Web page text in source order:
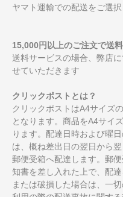
ヤマト運輸での配送をご選択
15,000円以上のご注文で送
送料サービスの場合、弊店
せていただきます
クリックポストとは？
クリックポストはA4サイズ
となります。商品をA4サイ
ります。配達日時および曜
は、概ね差出日の翌日から
郵便受箱へ配達します。郵
知書を差し入れた上で、配
または破損した場合は、一